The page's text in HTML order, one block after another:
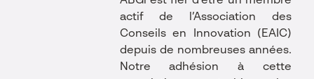
actif de l’Association des
Conseils en Innovation (EAIC)
depuis de nombreuses années.
Notre adhésion à cette